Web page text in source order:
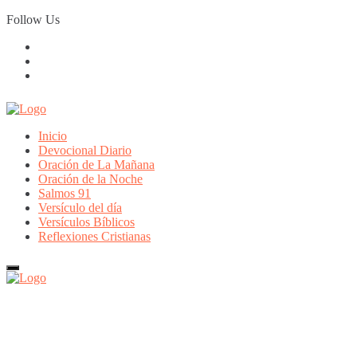
Skip
to
Follow Us
Inicio
Devocional Diario
Oración de La Mañana
Oración de la Noche
Salmos 91
Versículo del día
Versículos Bíblicos
Reflexiones Cristianas